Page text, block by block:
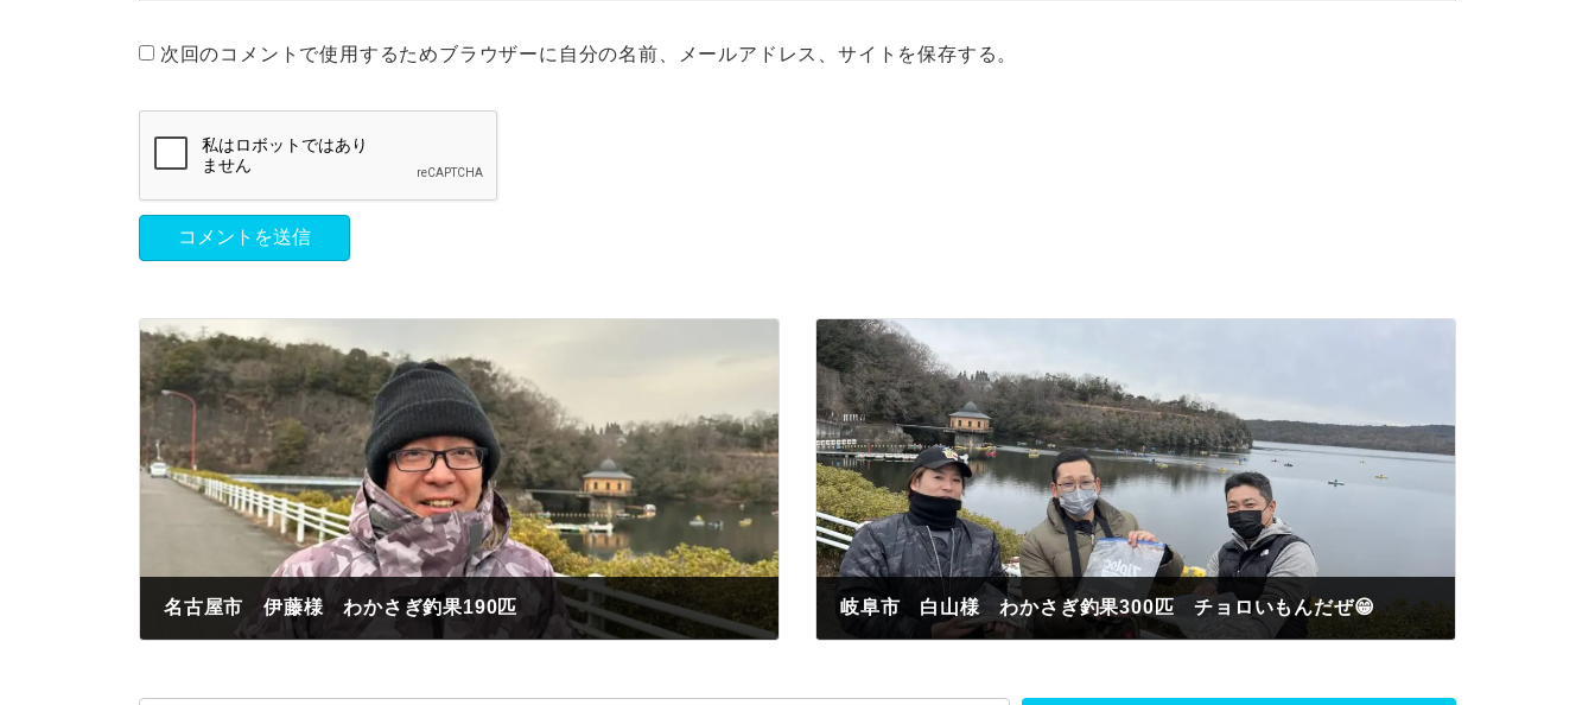
次回のコメントで使用するためブラウザーに自分の名前、メールアドレス、サイトを保存する。
名古屋市 伊藤様 わかさぎ釣果190匹 岐阜市 白山様 わかさぎ釣果300匹 チョロいもんだぜ😁